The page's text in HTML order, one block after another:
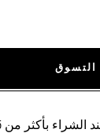
التسوق
بأكثر من 35 د.ك